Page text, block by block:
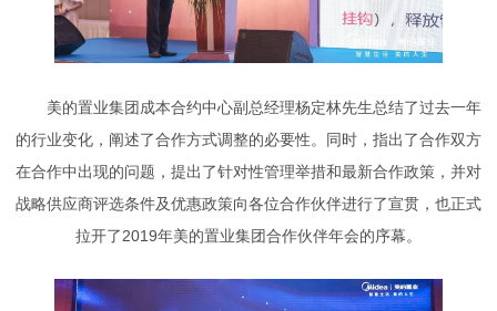
美的置业集团成本合约中心副总经理杨定林先生总结了过去一年
的行业变化，阐述了合作方式调整的必要性。同时，指出了合作双方
在合作中出现的问题，提出了针对性管理举措和最新合作政策，并对
战略供应商评选条件及优惠政策向各位合作伙伴进行了宣贯，也正式
拉开了2019年美的置业集团合作伙伴年会的序幕。